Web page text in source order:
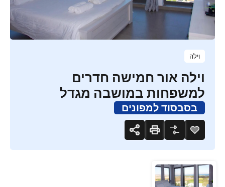
וילה
וילה אור חמישה חדרים
למשפחות במושבה מגדל
בסבסוד למפונים